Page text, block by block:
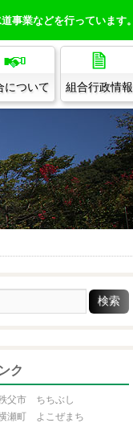
事業などを行っています。
について 組合行政情報
ク
父市 ちちぶし
瀬町 よこぜまち